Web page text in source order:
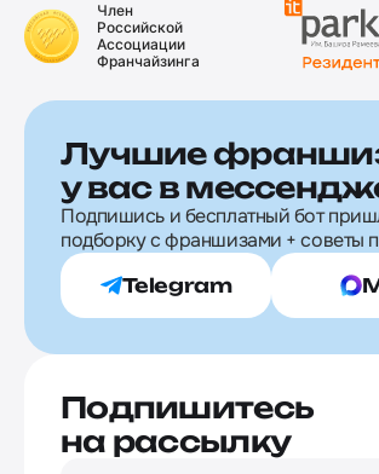
Член
Российской
Ассоциации
Франчайзинга
Лучшие
у вас в
Подпишись и бесплатный бот
подборку с франшизами + советы
Telegram
Подпишитесь
на рассылку